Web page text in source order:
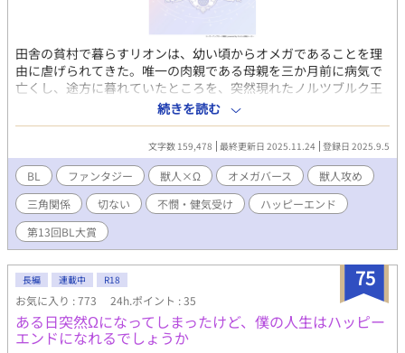
田舎の貧村で暮らすリオンは、幼い頃からオメガであることを理
由に虐げられてきた。唯一の肉親である母親を三か月前に病気で
亡くし、途方に暮れていたところを、突然現れたノルツブルク王
国の獣人の騎士・クレイドに助けられる。クレイドは王・オース
ティンの命令でリオンを迎えに来たという。そのままクレイドに
連れられノルツブルク王国へ向かったリオンは、優しく寄り添っ
てくれるクレイドに次第に惹かれていくがーーーー？ 心に傷を
持つ二人が心を重ね、愛を探す優しいオメガバースの物語。 (登場
人物） ・リオン（受け） 心優しいオメガ。頑張り屋だが自分に自
信が持てない。元女官で薬師だった母のアナに薬草の知識などを
授けられたが、三か月前にその母も病死して独りになってしま
う。 ・クレイド（攻め） ノルツブルク王国第一騎士団の隊長で
から教育を受けた。現在はオースティンの右腕となる。 ・オース
ティン ノルツブルク王国の国王でアルファ。
続きを読む
文字数 159,478 最終更新日 2025.11.24 登録日 2025.9.5
BL ファンタジー 獣人×Ω オメガバース
獣人攻め
三角関係
切ない 不憫・健気受け
ハッピーエンド
第13回BL大賞
75
長編 連載中 R18
お気に入り : 773 24h.ポイント : 35
ある日突然Ωになってしまったけど、僕の人生はハッピー
エンドになれるでしょうか